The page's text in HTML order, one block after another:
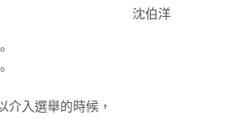
沈伯洋
介入選舉的時候，